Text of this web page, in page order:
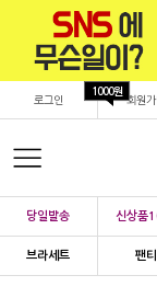
로그인 회원가
1000원
당일발송 신상품
브라세트 팬티